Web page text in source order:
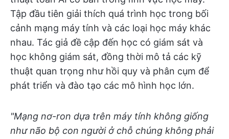
Tập đầu tiên giải thích quá trình học trong bối
cảnh mạng máy tính và các loại học máy khác
nhau. Tác giả đề cập đến học có giám sát và
học không giám sát, đồng thời mô tả các kỹ
thuật quan trọng như hồi quy và phân cụm để
phát triển và đào tạo các mô hình học lớn.
"Mạng nơ-ron dựa trên máy tính không giống
như não bộ con người ở chỗ chúng không phải